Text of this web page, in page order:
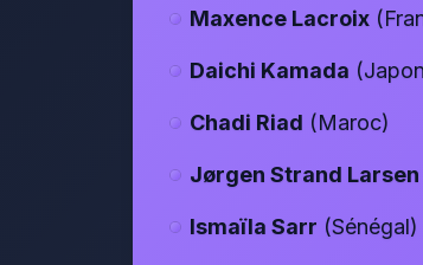
Maxence Lacroix
Daichi Kamada
Chadi Riad (Maroc)
Jørgen Strand Larsen
Ismaïla Sarr (Sénégal)